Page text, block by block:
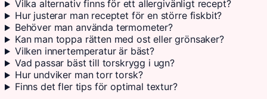
Vilka alternativ finns för ett allergivänligt recept?
Hur justerar man receptet för en större fiskbit?
Behöver man använda termometer?
Kan man toppa rätten med ost eller grönsaker?
Vilken innertemperatur är bäst?
Vad passar bäst till torskrygg i ugn?
Hur undviker man torr torsk?
Finns det fler tips för optimal textur?